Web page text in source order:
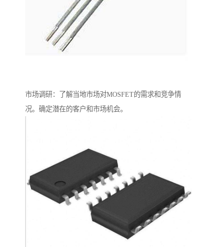
市场调研：了解当地市场对MOSFET的需求和竞争情
况。确定潜在的客户和市场机会。